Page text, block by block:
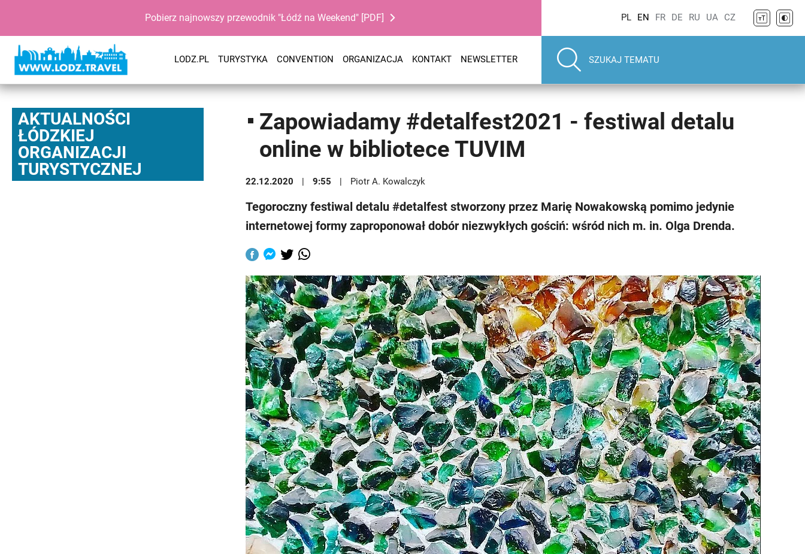
Pobierz najnowszy przewodnik "Łódź na Weekend" [PDF]
LODZ.PL TURYSTYKA CONVENTION ORGANIZACJA KONTAKT NEWSLETTER
PL EN FR DE RU UA CZ
AKTUALNOŚCI
ŁÓDZKIEJ
ORGANIZACJI
TURYSTYCZNEJ
Zapowiadamy #detalfest2021 - festiwal detalu
online w bibliotece TUVIM
22.12.2020 9:55 Piotr A. Kowalczyk
Tegoroczny festiwal detalu #detalfest stworzony przez Marię Nowakowską pomimo jedynie
internetowej formy zaproponował dobór niezwykłych gościń: wśród nich m. in. Olga Drenda.